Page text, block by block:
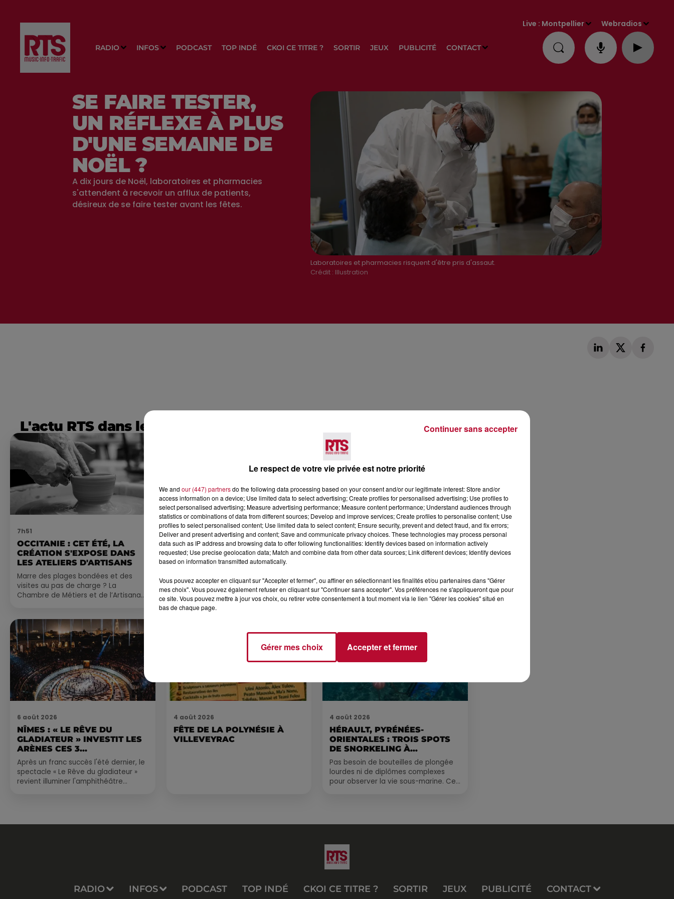
RADIO INFOS PODCAST TOP INDÉ CKOI CE TITRE ? SORTIR JEUX PUBLICITÉ CONTACT
Live : Montpellier Webradios
Laboratoires et pharmacies risquent d'être pris d'assaut.
Crédit : Illustration
SE FAIRE TESTER,
UN RÉFLEXE À PLUS
D'UNE SEMAINE DE
NOËL ?
A dix jours de Noël, laboratoires et pharmacies
s'attendent à recevoir un afflux de patients,
désireux de se faire tester avant les fêtes.
L'actu RTS dans le Sud Voir plus
7h51
OCCITANIE : CET ÉTÉ, LA
CRÉATION S'EXPOSE DANS
LES ATELIERS D'ARTISANS
Marre des plages bondées et des
visites au pas de charge ? La
Chambre de Métiers et de l’Artisanat
7 août 2026
NOS IDÉES DE SORTIE POUR
CE WEEK-END
Comme tous les vendredis, voici une
petite sélection des rendez-vous à ne
pas manquer dans le coin. Que vous
ayez envie de voyager à l'autre bout
du monde,...
7 août 2026
DINER CONCERT À LA MJC DE
MARSEILLAN
6 août 2026
NÎMES : « LE RÊVE DU
GLADIATEUR » INVESTIT LES
ARÈNES CES 3...
Après un franc succès l'été dernier, le
spectacle « Le Rêve du gladiateur »
revient illuminer l'amphithéâtre
4 août 2026
FÊTE DE LA POLYNÉSIE À
VILLEVEYRAC
4 août 2026
HÉRAULT, PYRÉNÉES-
ORIENTALES : TROIS SPOTS
DE SNORKELING À
EXPLORER...
Pas besoin de bouteilles de plongée
lourdes ni de diplômes complexes
pour observer la vie sous-marine. Cet
Publié : 14 décembre 2020 à 10h39 par Loris
RADIO INFOS PODCAST TOP INDÉ CKOI CE TITRE ? SORTIR JEUX PUBLICITÉ CONTACT
Le respect de votre vie privée est notre priorité
We and our (447) partnersdo the following data processing based on your consent and/or our legitimate interest: Store and/or
access information on a device; Use limited data to select advertising; Create profiles for personalised advertising; Use profiles to
select personalised advertising; Measure advertising performance; Measure content performance; Understand audiences through
statistics or combinations of data from different sources; Develop and improve services; Create profiles to personalise content; Use
profiles to select personalised content; Use limited data to select content; Ensure security, prevent and detect fraud, and fix errors;
Deliver and present advertising and content; Save and communicate privacy choices. These technologies may process personal
data such as IP address and browsing data to offer following functionalities: Identify devices based on information actively
requested; Use precise geolocation data; Match and combine data from other data sources; Link different devices; Identify devices
based on information transmitted automatically.
Vous pouvez accepter en cliquant sur "Accepter et fermer", ou affiner en sélectionnant les finalités et/ou partenaires dans "Gérer
mes choix". Vous pouvez également refuser en cliquant sur "Continuer sans accepter". Vos préférences ne s'appliqueront que pour
ce site. Vous pouvez mettre à jour vos choix, ou retirer votre consentement à tout moment via le lien "Gérer les cookies" situé en
bas de chaque page.
Gérer mes choix Accepter et fermer
Continuer sans accepter